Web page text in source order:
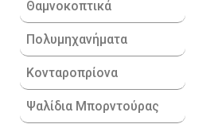
Θαμνοκοπτικά
Πολυμηχανήματα
Κονταροπρίονα
Ψαλίδια Μπορντούρας